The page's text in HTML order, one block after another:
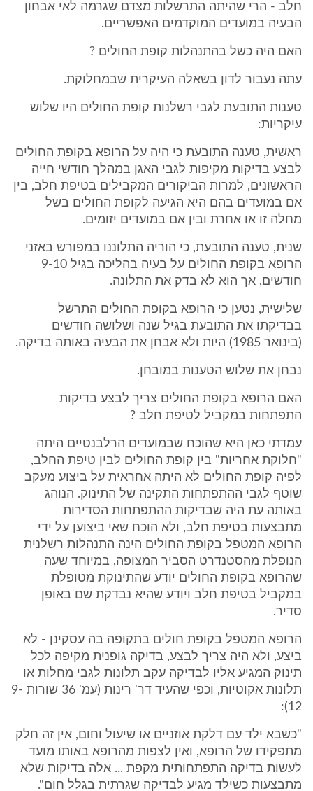
חלב - הרי שהיתה התרשלות מצדם שגרמה לאי אבחון
הבעיה במועדים המוקדמים האפשריים.
האם היה כשל בהתנהלות קופת החולים ?
עתה נעבור לדון בשאלה העיקרית שבמחלוקת.
טענות התובעת לגבי רשלנות קופת החולים היו שלוש
עיקריות:
ראשית, טענה התובעת כי היה על הרופא בקופת החולים
לבצע בדיקות מקיפות לגבי האגן במהלך חודשי חייה
הראשונים, למרות הביקורים המקבילים בטיפת חלב, בין
אם במועדים בהם היא הגיעה לקופת החולים בשל
מחלה זו או אחרת ובין אם במועדים יזומים.
שנית, טענה התובעת, כי הוריה התלוננו במפורש באזני
הרופא בקופת החולים על בעיה בהליכה בגיל 9-10
חודשים, אך הוא לא בדק את התלונה.
שלישית, נטען כי הרופא בקופת החולים התרשל
בבדיקתו את התובעת בגיל שנה ושלושה חודשים
(בינואר 1985) היות ולא אבחן את הבעיה באותה בדיקה.
נבחן את שלוש הטענות במובחן.
האם הרופא בקופת החולים צריך לבצע בדיקות
התפתחות במקביל לטיפת חלב ?
עמדתי כאן היא שהוכח שבמועדים הרלבנטיים היתה
"חלוקת אחריות" בין קופת החולים לבין טיפת החלב,
לפיה קופת החולים לא היתה אחראית על ביצוע מעקב
שוטף לגבי ההתפתחות התקינה של התינוק. הנוהג
באותה עת היה שבדיקות ההתפתחות הסדירות
מתבצעות בטיפת חלב, ולא הוכח שאי ביצוען על ידי
הרופא המטפל בקופת החולים הינה התנהלות רשלנית
הנופלת מהסטנדרט הסביר המצופה, במיוחד שעה
שהרופא בקופת החולים יודע שהתינוקת מטופלת
במקביל בטיפת חלב ויודע שהיא נבדקת שם באופן
סדיר.
הרופא המטפל בקופת חולים בתקופה בה עסקינן - לא
ביצע, ולא היה צריך לבצע, בדיקה גופנית מקיפה לכל
תינוק המגיע אליו לבדיקה עקב תלונות לגבי מחלות או
תלונות אקוטיות, וכפי שהעיד דר' רינות (עמ' 36 שורות 9-
12):
"כשבא ילד עם דלקת אוזניים או שיעול וחום, אין זה חלק
מתפקידו של הרופא, ואין לצפות מהרופא באותו מועד
לעשות בדיקה התפתחותית מקפת ... אלה בדיקות שלא
מתבצעות כשילד מגיע לבדיקה שגרתית בגלל חום".